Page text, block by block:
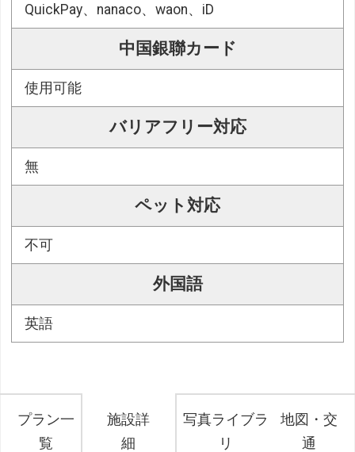
QuickPay、nanaco、waon、iD
中国銀聯カード
使用可能
バリアフリー対応
無
ペット対応
不可
外国語
英語
プラン一
覧
施設詳
細
写真ライブラ
リ
地図・交
通